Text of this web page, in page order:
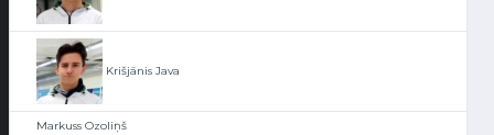
Krišjānis Java
Markuss Ozoliņš